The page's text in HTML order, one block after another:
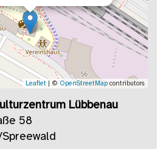
Leaflet | ©OpenStreetMap contributors
Lübbenau
58